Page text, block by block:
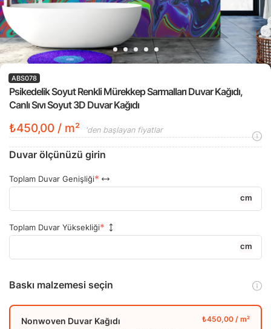
Psikedelik Soyut Renkli Mürekkep Sarmalları Duvar Kağıdı,
Canlı Sıvı Soyut 3D Duvar Kağıdı
ABS078
₺450,00 / m² 'den başlayan fiyatlar
Duvar ölçünüzü girin
Toplam Duvar Genişliği
cm
Toplam Duvar Yüksekliği
cm
Baskı malzemesi seçin
Nonwoven Duvar Kağıdı